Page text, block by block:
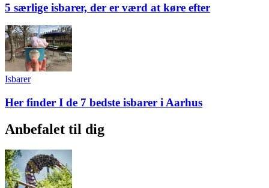
5 særlige isbarer, der er værd at køre efter
Isbarer
Her finder I de 7 bedste isbarer i Aarhus
Anbefalet til dig